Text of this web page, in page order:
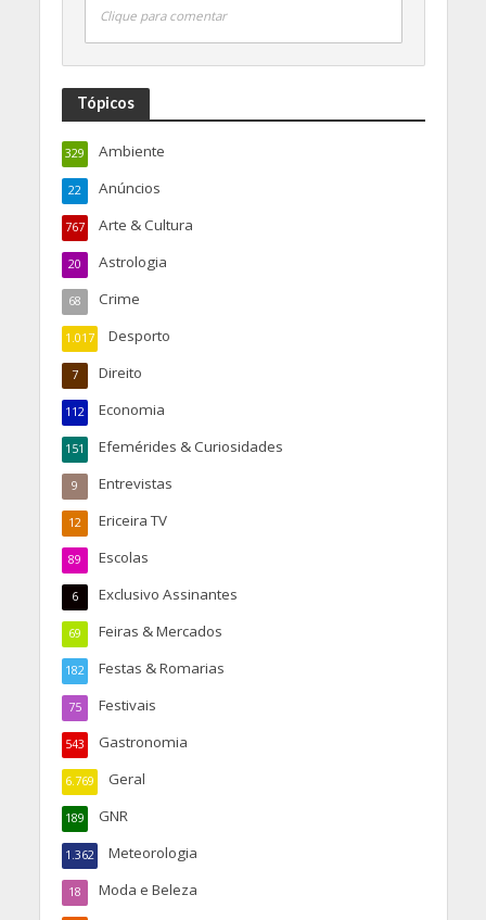
Clique para comentar
Tópicos
Ambiente
329
Anúncios
22
Arte & Cultura
767
Astrologia
20
Crime
68
Desporto
1.017
Direito
7
Economia
112
Efemérides & Curiosidades
151
Entrevistas
9
Ericeira TV
12
Escolas
89
Exclusivo Assinantes
6
Feiras & Mercados
69
Festas & Romarias
182
Festivais
75
Gastronomia
543
Geral
6.769
GNR
189
Meteorologia
1.362
Moda e Beleza
18